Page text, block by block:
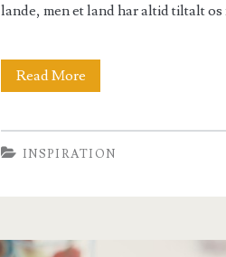
lande, men et land har altid tiltalt os
Read MoreNye
INSPIRATION